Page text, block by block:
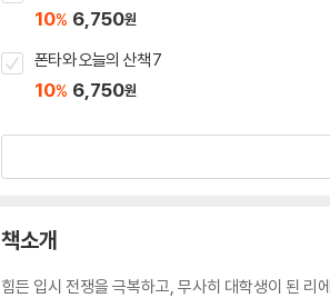
10% 6,750원
폰타와 오늘의 산책 7
10% 6,750원
책소개
힘든 입시 전쟁을 극복하고, 무사히 대학생이 된